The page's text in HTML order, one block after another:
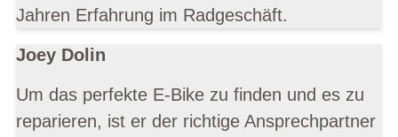
Jahren Erfahrung im Radgeschäft.
Joey Dolin
Um das perfekte E-Bike zu finden und es zu
reparieren, ist er der richtige Ansprechpartner